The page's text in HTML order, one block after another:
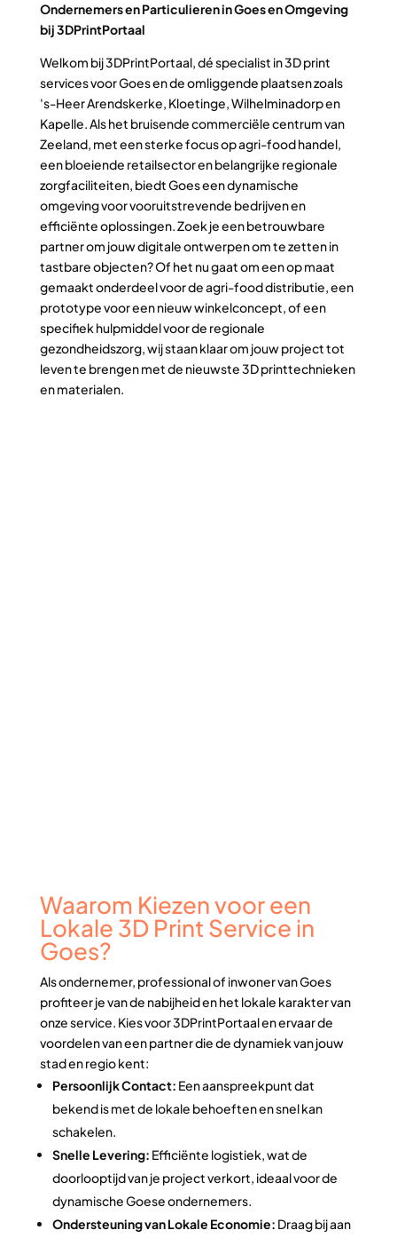
Ondernemers en Particulieren in Goes en Omgeving
bij 3DPrintPortaal
Welkom bij 3DPrintPortaal, dé specialist in 3D print
services voor Goes en de omliggende plaatsen zoals
's-Heer Arendskerke, Kloetinge, Wilhelminadorp en
Kapelle. Als het bruisende commerciële centrum van
Zeeland, met een sterke focus op agri-food handel,
een bloeiende retailsector en belangrijke regionale
zorgfaciliteiten, biedt Goes een dynamische
omgeving voor vooruitstrevende bedrijven en
efficiënte oplossingen. Zoek je een betrouwbare
partner om jouw digitale ontwerpen om te zetten in
tastbare objecten? Of het nu gaat om een op maat
gemaakt onderdeel voor de agri-food distributie, een
prototype voor een nieuw winkelconcept, of een
specifiek hulpmiddel voor de regionale
gezondheidszorg, wij staan klaar om jouw project tot
leven te brengen met de nieuwste 3D printtechnieken
en materialen.
Waarom Kiezen voor een
Lokale 3D Print Service in
Goes?
Als ondernemer, professional of inwoner van Goes
profiteer je van de nabijheid en het lokale karakter van
onze service. Kies voor 3DPrintPortaal en ervaar de
voordelen van een partner die de dynamiek van jouw
stad en regio kent:
Persoonlijk Contact: Een aanspreekpunt dat
bekend is met de lokale behoeften en snel kan
schakelen.
Snelle Levering: Efficiënte logistiek, wat de
doorlooptijd van je project verkort, ideaal voor de
dynamische Goese ondernemers.
Ondersteuning van Lokale Economie: Draag bij aan